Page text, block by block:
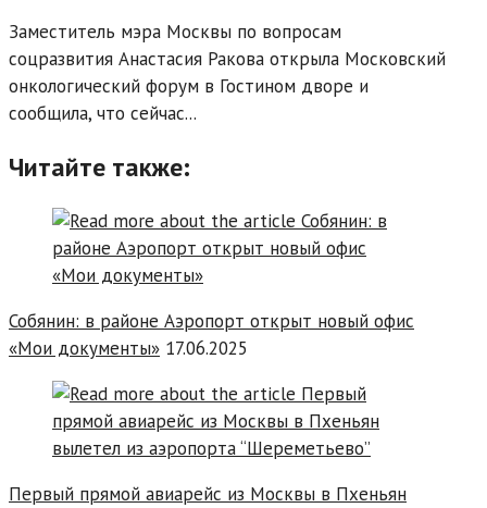
Заместитель мэра Москвы по вопросам
соцразвития Анастасия Ракова открыла Московский
онкологический форум в Гостином дворе и
сообщила, что сейчас...
Читайте также:
Собянин: в районе Аэропорт открыт новый офис
«Мои документы» 17.06.2025
Первый прямой авиарейс из Москвы в Пхеньян